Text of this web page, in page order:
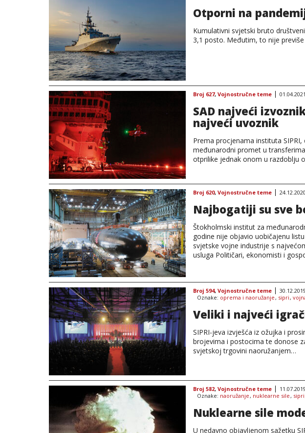
Otporni na
Kumulativni svjetski bruto
3,1 posto. Međutim, to nije
Broj 627, Vojnostručne teme 01.04.2021
SAD najveći
najveći uvoznik
Prema procjenama instituta
međunarodni promet u
otprilike jednak onom u razdoblju
Broj 620, Vojnostručne teme 24.12.2020
Najbogatiji su sve
Štokholmski institut za
godine nije objavio uobičajenu
svjetske vojne industrije s
usluga Političari, ekonomisti i
Broj 594, Vojnostručne teme
30.12.2019
Oznake: oprema i naoružanje, sipri,
Veliki i najveći
SIPRI-jeva izvješća iz ožujka i
brojevima i postocima te donose
svjetskoj trgovini naoružanjem…
Broj 582, Vojnostručne teme
11.07.2019
Oznake: naoružanje, nuklearne sile, sipri
Nuklearne sile
U nedavno objavljenom sažetku